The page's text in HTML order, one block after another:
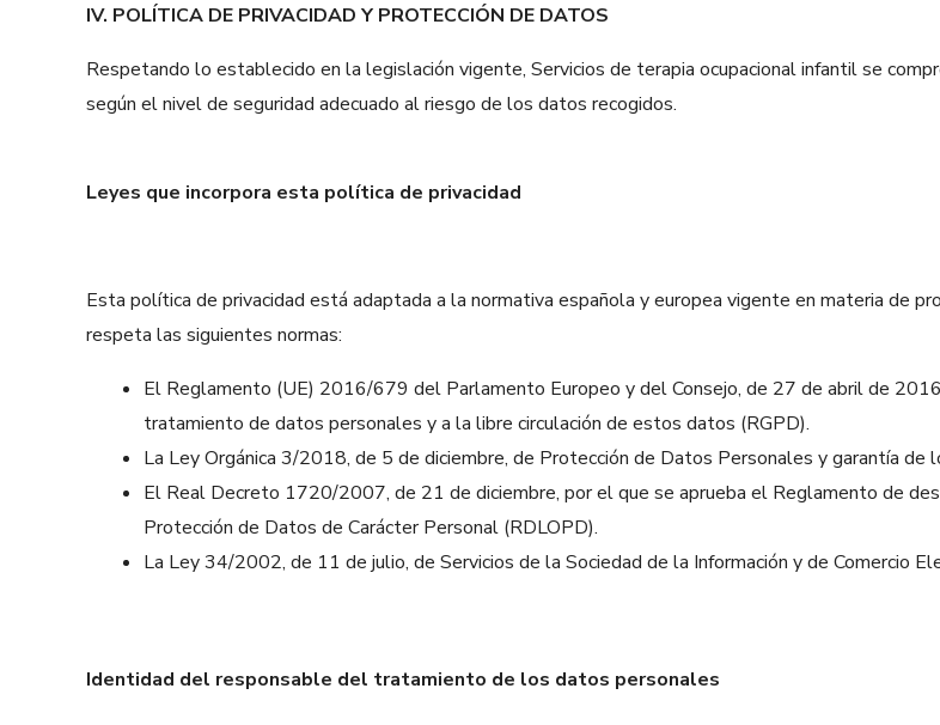
IV. POLÍTICA DE PRIVACIDAD Y PROTECCIÓN DE DATOS
Respetando lo establecido en la legislación vigente, Servicios de terapia ocupacional infantil se
según el nivel de seguridad adecuado al riesgo de los datos recogidos.
Leyes que incorpora esta política de privacidad
Esta política de privacidad está adaptada a la normativa española y europea vigente en materia de
respeta las siguientes normas:
El Reglamento (UE) 2016/679 del Parlamento Europeo y del Consejo, de 27 de abril de
tratamiento de datos personales y a la libre circulación de estos datos (RGPD).
La Ley Orgánica 3/2018, de 5 de diciembre, de Protección de Datos Personales y garantía de
El Real Decreto 1720/2007, de 21 de diciembre, por el que se aprueba el Reglamento de
Protección de Datos de Carácter Personal (RDLOPD).
La Ley 34/2002, de 11 de julio, de Servicios de la Sociedad de la Información y de Comercio
Identidad del responsable del tratamiento de los datos personales